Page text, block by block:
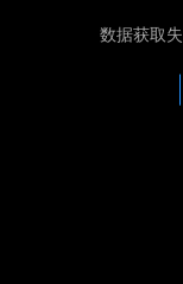
数据获取